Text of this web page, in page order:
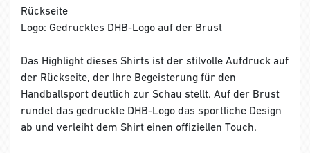
Rückseite
Logo: Gedrucktes DHB-Logo auf der Brust
Das Highlight dieses Shirts ist der stilvolle Aufdruck auf
der Rückseite, der Ihre Begeisterung für den
Handballsport deutlich zur Schau stellt. Auf der Brust
rundet das gedruckte DHB-Logo das sportliche Design
ab und verleiht dem Shirt einen offiziellen Touch.